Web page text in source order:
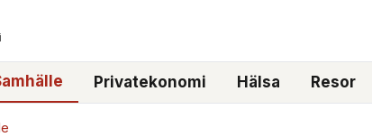
Privatekonomi Hälsa Resor